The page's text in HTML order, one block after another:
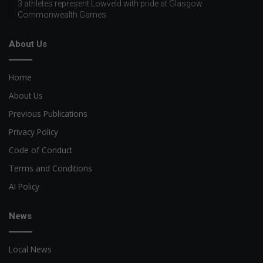
3 athletes represent Lowveld with pride at Glasgow
Commonwealth Games
About Us
Home
About Us
Previous Publications
Privacy Policy
Code of Conduct
Terms and Conditions
AI Policy
News
Local News